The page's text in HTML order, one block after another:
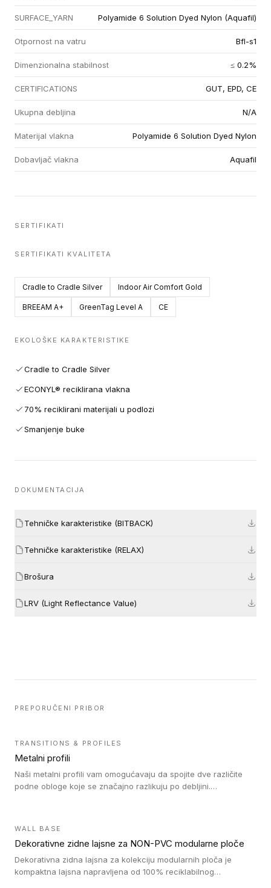
SURFACE_YARN Polyamide 6 Solution Dyed Nylon (Aquafil)
Otpornost na vatru Bfl-s1
Dimenzionalna stabilnost ≤ 0.2%
CERTIFICATIONS GUT, EPD, CE
Ukupna debljina N/A
Materijal vlakna Polyamide 6 Solution Dyed Nylon
Dobavljač vlakna Aquafil
SERTIFIKATI
SERTIFIKATI KVALITETA
Cradle to Cradle Silver Indoor Air Comfort Gold
BREEAM A+ GreenTag Level A CE
EKOLOŠKE KARAKTERISTIKE
Cradle to Cradle Silver
ECONYL® reciklirana vlakna
70% reciklirani materijali u podlozi
Smanjenje buke
DOKUMENTACIJA
Tehničke karakteristike (BITBACK)
Tehničke karakteristike (RELAX)
Brošura
LRV (Light Reflectance Value)
PREPORUČENI PRIBOR
TRANSITIONS & PROFILES
Metalni profili
Naši metalni profili vam omogućavaju da spojite dve različite
podne obloge koje se značajno razlikuju po debljini.
WALL BASE
Dekorativne zidne lajsne za NON-PVC modularne ploče
Dekorativna zidna lajsna za kolekciju modularnih ploča je
kompaktna lajsna napravljena od 100% reciklabilnog